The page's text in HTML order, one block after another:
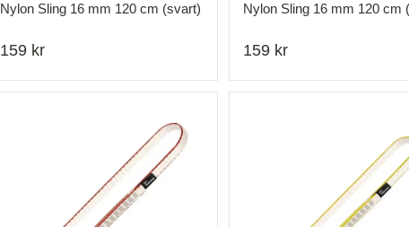
Nylon Sling 16 mm 120 cm (svart)
159 kr
Nylon Sling 16 mm 120 cm
159 kr